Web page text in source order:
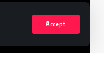
Accept